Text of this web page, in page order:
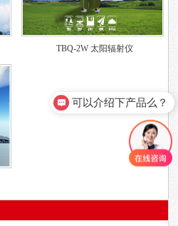
TBQ-2W 太阳辐射仪
可以介绍下产品么？